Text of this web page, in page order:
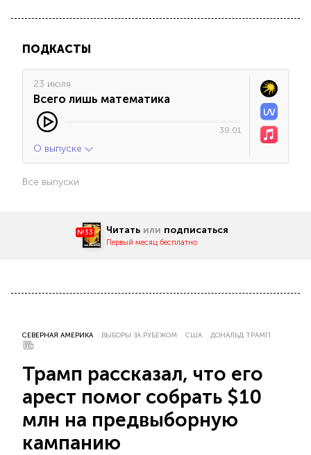
ПОДКАСТЫ
23 июля
Всего лишь математика
38:01
О выпуске
Все выпуски
№33 Читать или подписаться
Первый месяц бесплатно
СЕВЕРНАЯ АМЕРИКА ВЫБОРЫ ЗА РУБЕЖОМ США ДОНАЛЬД ТРАМП
Трамп рассказал, что его
арест помог собрать $10
млн на предвыборную
кампанию